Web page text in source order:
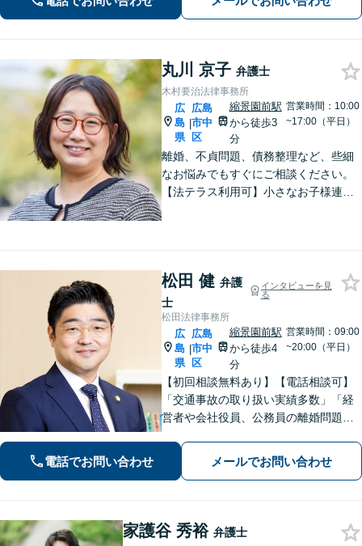
払い利用可】【女学院前駅5分】
丸川 京子 弁護士
木村要治法律事務所
広
島
県
|
広島
市中
区
縮景園前駅
から徒歩3
分
営業時間：10:00
~17:00（平日）
離婚、不貞問題、債務整理など、些細
なお悩みでもすぐにご相談ください。
【法テラス利用可】小さなお子様連れ
松田 健 弁護
士
インタビューを見
る
松田法律事務所
広
島
県
|
広島
市中
区
縮景園前駅
から徒歩4
分
営業時間：09:00
~20:00（平日）
【初回相談無料あり】【電話相談可】
「交通事故の取り扱い実績多数」「経
営者や会社役員、公務員の離婚問題に
に解決」【休日・夜間面談対応】【縮
景園前駅4分】
電話でお問い合わせ メールでお問い合わせ
家護谷 秀裕 弁護士